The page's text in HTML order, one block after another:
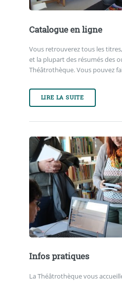
Catalogue en ligne
Vous retrouverez tous les
et la plupart des résumés des
Théâtrothèque. Vous pouvez
LIRE LA SUITE
Infos pratiques
La Théâtrothèque vous